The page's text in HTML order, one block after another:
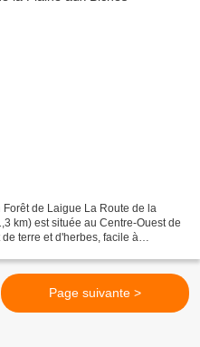
de Laigue La Route de la
km) est située au Centre-Ouest de
terre et d'herbes, facile à
Page suivante >